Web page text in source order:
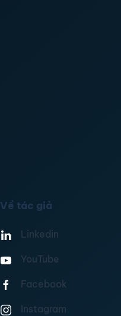
Về tác giả
Linkedin
YouTube
Facebook
Instagram